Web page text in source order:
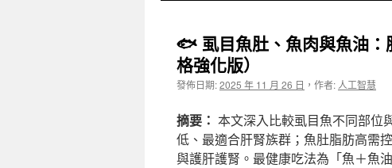
🐟 虱目魚肚、魚肉與魚油
格強化版）
發佈日期:2025 年 11 月 26 日 ， 作者: 人工智慧
摘要： 本文深入比較虱目魚不同部位
低、最適合肝腎族群；魚肚脂肪高需
與護肝護腎。最健康吃法為「魚＋魚